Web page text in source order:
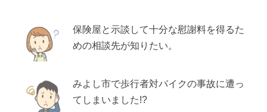
保険屋と示談して十分な慰謝料を得るた
めの相談先が知りたい。
みよし市で歩行者対バイクの事故に遭っ
てしまいました!?